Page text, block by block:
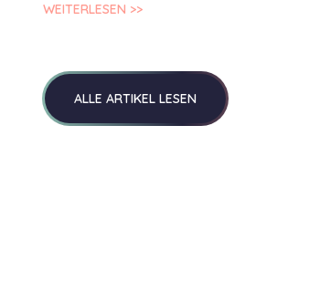
WEITERLESEN >>
ALLE ARTIKEL LESEN